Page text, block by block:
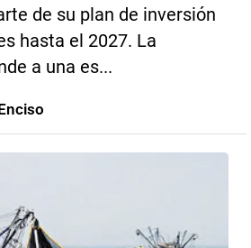
de su plan de inversión
hasta el 2027. La
a una es...